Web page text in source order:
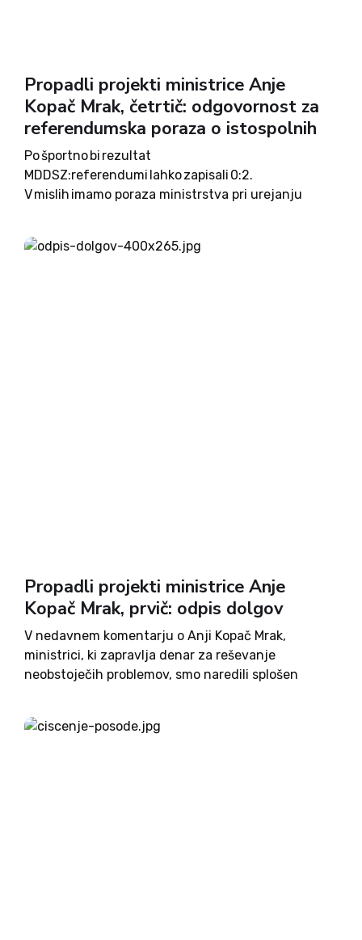
Propadli projekti ministrice Anje
Kopač Mrak, četrtič: odgovornost za
referendumska poraza o istospolnih
Po športno bi rezultat
MDDSZ:referendumi lahko zapisali 0:2.
V mislih imamo poraza ministrstva pri urejanju
o družinskem zakoniku in referendum leta 2015
o noveli zakona ZZZDR. V vsebino posameznega
Propadli projekti ministrice Anje
Kopač Mrak, prvič: odpis dolgov
V nedavnem komentarju o Anji Kopač Mrak,
ministrici, ki zapravlja denar za reševanje
neobstoječih problemov, smo naredili splošen
Sedaj bomo v več ločenih prispevkih analizrali
vsakega posebej. Začenjamo z razvpitim odpisom